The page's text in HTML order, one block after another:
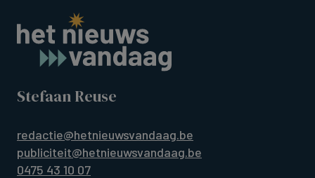
Stefaan Reuse
redactie@hetnieuwsvandaag.be
publiciteit@hetnieuwsvandaag.be
0475 43 10 07